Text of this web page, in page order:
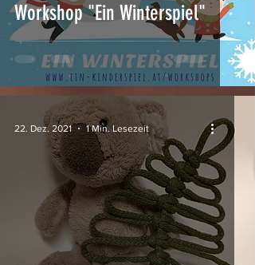
Workshop "Ein Winterspiel"
22. Dez. 2021 1 Min. Lesezeit